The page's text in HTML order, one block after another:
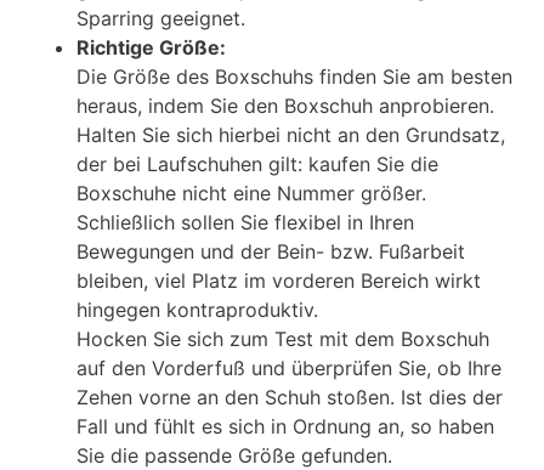
Sparring geeignet.
Richtige Größe:
Die Größe des Boxschuhs finden Sie am besten
heraus, indem Sie den Boxschuh anprobieren.
Halten Sie sich hierbei nicht an den Grundsatz,
der bei Laufschuhen gilt: kaufen Sie die
Boxschuhe nicht eine Nummer größer.
Schließlich sollen Sie flexibel in Ihren
Bewegungen und der Bein- bzw. Fußarbeit
bleiben, viel Platz im vorderen Bereich wirkt
hingegen kontraproduktiv.
Hocken Sie sich zum Test mit dem Boxschuh
auf den Vorderfuß und überprüfen Sie, ob Ihre
Zehen vorne an den Schuh stoßen. Ist dies der
Fall und fühlt es sich in Ordnung an, so haben
Sie die passende Größe gefunden.